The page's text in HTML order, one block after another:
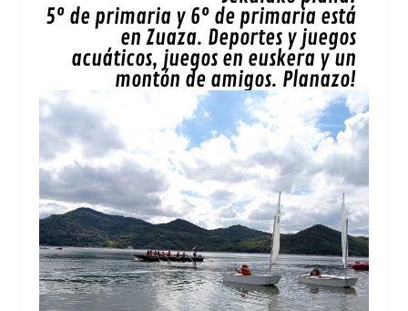
5º de primaria y 6º de primaria está
en Zuaza. Deportes y juegos
acuáticos, juegos en euskera y un
montón de amigos. Planazo!